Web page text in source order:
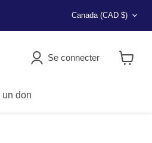
Pays
Canada (CAD $)
Se connecter
un don